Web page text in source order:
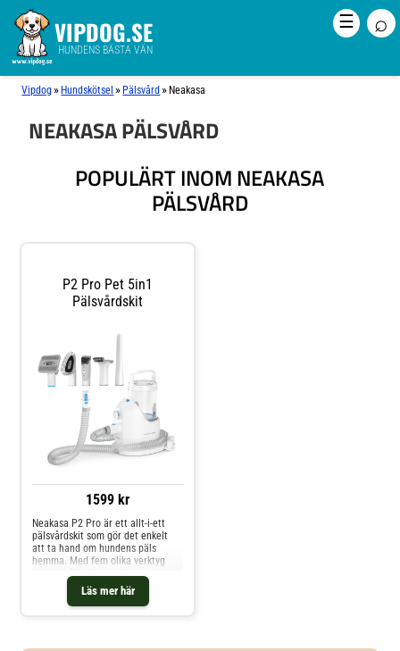
VIPDOG.SE
HUNDENS BÄSTA VÄN
☰ ⌕
Vipdog » Hundskötsel » Pälsvård » Neakasa
NEAKASA PÄLSVÅRD
POPULÄRT INOM NEAKASA
PÄLSVÅRD
P2 Pro Pet 5in1
Pälsvårdskit
1599 kr
Läs mer här
Neakasa P2 Pro är ett allt-i-ett
pälsvårdskit som gör det enkelt
att ta hand om hundens päls
hemma. Med fem olika verktyg
suga upp lösa hår direkt – perfekt
för dig som vill slippa städningen
efteråt. Se hur P2 Pro fungerar